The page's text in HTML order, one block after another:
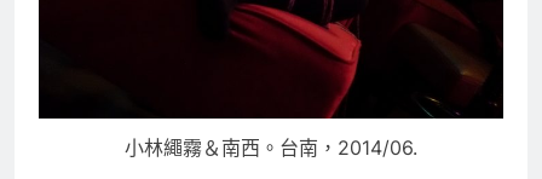
小林繩霧＆南西。台南，2014/06.